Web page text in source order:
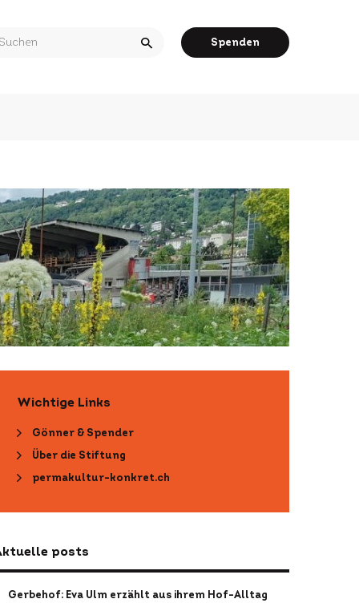
Spenden
Wichtige Links
Gönner & Spender
Über die Stiftung
permakultur-konkret.ch
posts
Gerbehof: Eva Ulm erzählt aus ihrem Hof-Alltag